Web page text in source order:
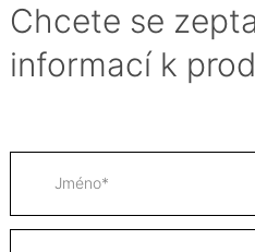
Chcete se
informací k